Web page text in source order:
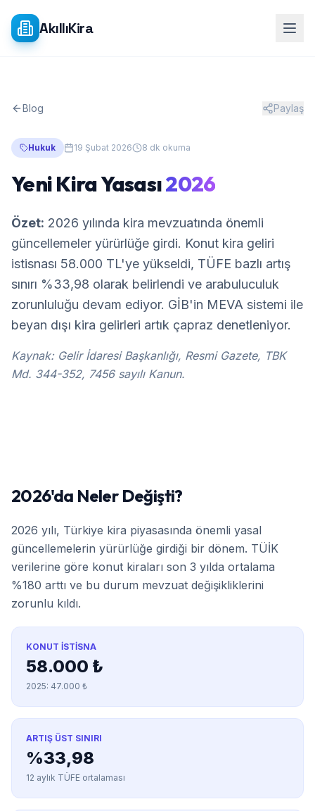
AkıllıKira
Blog Paylaş
Hukuk 19 Şubat 2026 8 dk okuma
Yeni Kira Yasası2026
Özet: 2026 yılında kira mevzuatında önemli
güncellemeler yürürlüğe girdi. Konut kira geliri
istisnası 58.000 TL'ye yükseldi, TÜFE bazlı artış
sınırı %33,98 olarak belirlendi ve arabuluculuk
zorunluluğu devam ediyor. GİB'in MEVA sistemi ile
beyan dışı kira gelirleri artık çapraz denetleniyor.
Kaynak: Gelir İdaresi Başkanlığı, Resmi Gazete, TBK
Md. 344-352, 7456 sayılı Kanun.
2026'da Neler Değişti?
2026 yılı, Türkiye kira piyasasında önemli yasal
güncellemelerin yürürlüğe girdiği bir dönem. TÜİK
verilerine göre konut kiraları son 3 yılda ortalama
%180 arttı ve bu durum mevzuat değişikliklerini
zorunlu kıldı.
KONUT İSTISNA
58.000 ₺
2025: 47.000 ₺
ARTIŞ ÜST SINIRI
%33,98
12 aylık TÜFE ortalaması